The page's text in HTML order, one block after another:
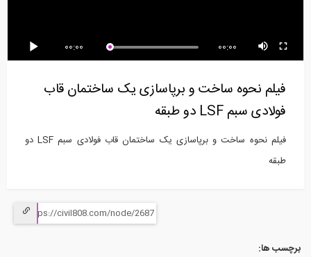
پیش تنیده تا...
العاده2 ساعته از Dirk...
2:00
رفتار متقابل...
00:00 00:00
فیلم نحوه ساخت و برپاسازی یک ساختمان قاب
فولادی سبم LSF دو طبقه
فیلم نحوه ساخت و برپاسازی یک ساختمان قاب فولادی سبم LSF دو
طبقه
برچسب ها: